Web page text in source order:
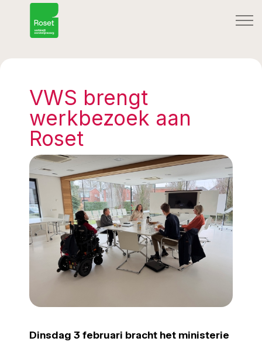
VWS brengt
werkbezoek aan
Roset
Dinsdag 3 februari bracht het ministerie